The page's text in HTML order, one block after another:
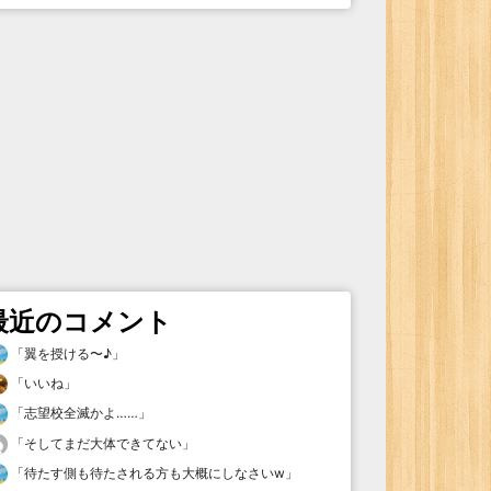
近のコメント
「翼を授ける〜♪ 」
「いいね 」
「志望校全滅かよ…… 」
「そしてまだ大体できてない 」
「待たす側も待たされる方も大概にしなさいw 」